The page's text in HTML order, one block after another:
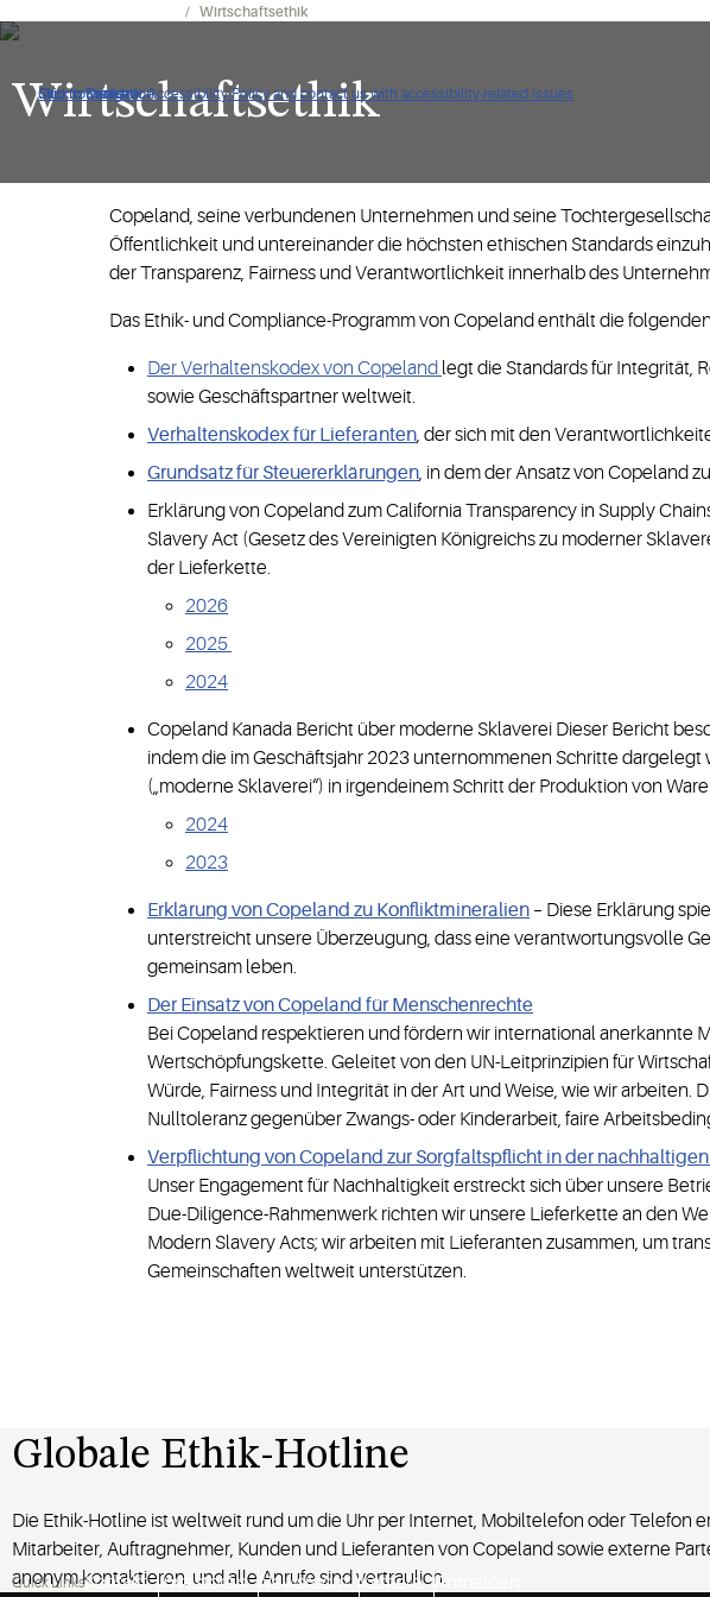
Click to view our Accessibility Policy and contact us with accessibility-related issues
Skip to Navigation
Skip to Content
Skip to Search
Wirtschaftsethik
Wirtschaftsethik
Copeland, seine verbundenen Unternehmen und seine
Öffentlichkeit und untereinander die höchsten ethischen Standards
der Transparenz, Fairness und Verantwortlichkeit innerhalb des
Das Ethik- und Compliance-Programm von Copeland enthält die
Der Verhaltenskodex von Copeland legt die Standards für Integrität,
sowie Geschäftspartner weltweit.
Verhaltenskodex für Lieferanten, der sich mit den
Grundsatz für Steuererklärungen, in dem der Ansatz von Copeland
Erklärung von Copeland zum California Transparency in Supply
Slavery Act (Gesetz des Vereinigten Königreichs zu moderner
der Lieferkette.
2026
2025
2024
Copeland Kanada Bericht über moderne Sklaverei Dieser Bericht
indem die im Geschäftsjahr 2023 unternommenen Schritte
(„moderne Sklaverei“) in irgendeinem Schritt der Produktion von
2024
2023
Erklärung von Copeland zu Konfliktmineralien – Diese Erklärung
unterstreicht unsere Überzeugung, dass eine verantwortungsvolle
gemeinsam leben.
Der Einsatz von Copeland für Menschenrechte
Bei Copeland respektieren und fördern wir international
Wertschöpfungskette. Geleitet von den UN-Leitprinzipien für
Würde, Fairness und Integrität in der Art und Weise, wie wir
Nulltoleranz gegenüber Zwangs- oder Kinderarbeit, faire
Verpflichtung von Copeland zur Sorgfaltspflicht in der
Unser Engagement für Nachhaltigkeit erstreckt sich über unsere
Due-Diligence-Rahmenwerk richten wir unsere Lieferkette an den
Modern Slavery Acts; wir arbeiten mit Lieferanten zusammen, um
Gemeinschaften weltweit unterstützen.
Globale Ethik-Hotline
Die Ethik-Hotline ist weltweit rund um die Uhr per Internet, Mobiltelefon oder Telefon
Mitarbeiter, Auftragnehmer, Kunden und Lieferanten von Copeland sowie externe
anonym kontaktieren, und alle Anrufe sind vertraulich.
Quick LinksKontakt Investoren Newsroom Karriere Anmelden